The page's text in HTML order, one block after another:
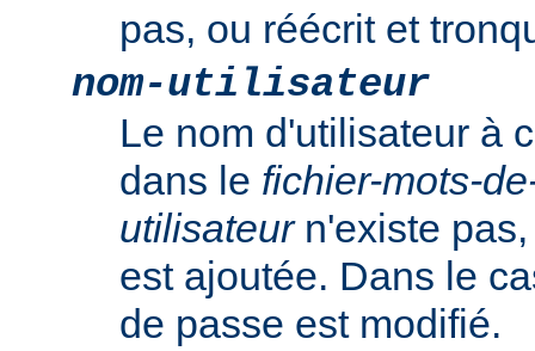
pas, ou réécrit et
nom-utilisateur
Le nom d'utilisateur à
dans le fichier-mots-
utilisateurn'existe
est ajoutée. Dans le
de passe est modifié.